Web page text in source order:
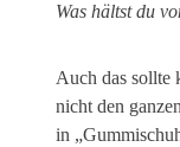
Was hältst du
Auch das sollte
nicht den
in